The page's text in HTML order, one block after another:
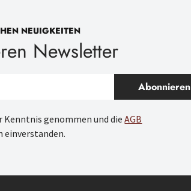
NEUIGKEITEN
Newsletter
Abonnieren
Kenntnis genommen und dieAGB
einverstanden.